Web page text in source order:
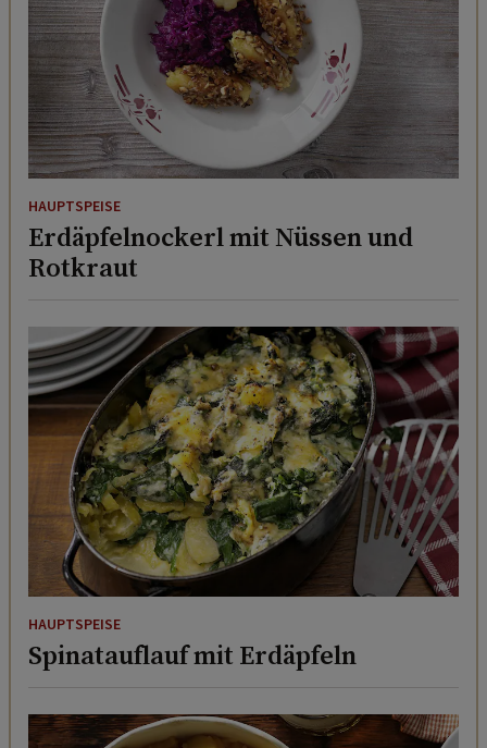
HAUPTSPEISE
Erdäpfelnockerl mit Nüssen und
Rotkraut
HAUPTSPEISE
Spinatauflauf mit Erdäpfeln